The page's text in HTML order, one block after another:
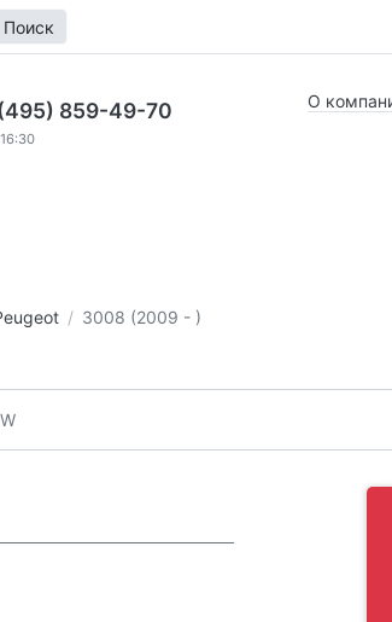
Поиск
859-49-70 О
3008 (2009 - )